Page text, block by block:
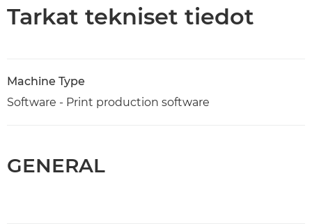
Tarkat tekniset tiedot
Machine Type
Software - Print production software
GENERAL